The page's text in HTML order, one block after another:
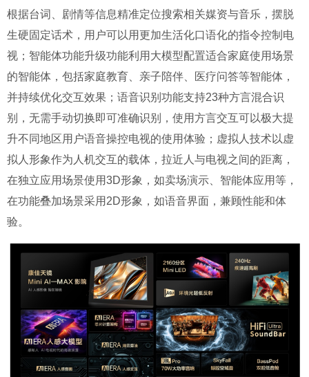
根据台词、剧情等信息精准定位搜索相关媒资与音乐，摆脱
生硬固定话术，用户可以用更加生活化口语化的指令控制电
视；智能体功能升级功能利用大模型配置适合家庭使用场景
的智能体，包括家庭教育、亲子陪伴、医疗问答等智能体，
并持续优化交互效果；语音识别功能支持23种方言混合识
别，无需手动切换即可准确识别，使用方言交互可以极大提
升不同地区用户语音操控电视的使用体验；虚拟人技术以虚
拟人形象作为人机交互的载体，拉近人与电视之间的距离，
在独立应用场景使用3D形象，如卖场演示、智能体应用等，
在功能叠加场景采用2D形象，如语音界面，兼顾性能和体
验。